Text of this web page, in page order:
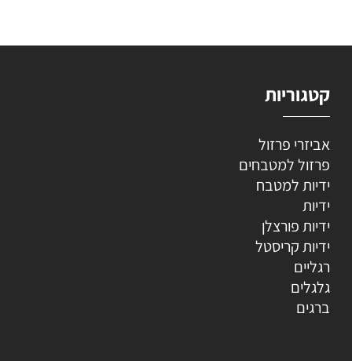
קטגוריות
אביזרי פרזול
פרזול למטבחים
ידיות למטבח
ידיות
ידיות פורצלן
ידיות קריסטל
רגליים
גלגלים
ברגים